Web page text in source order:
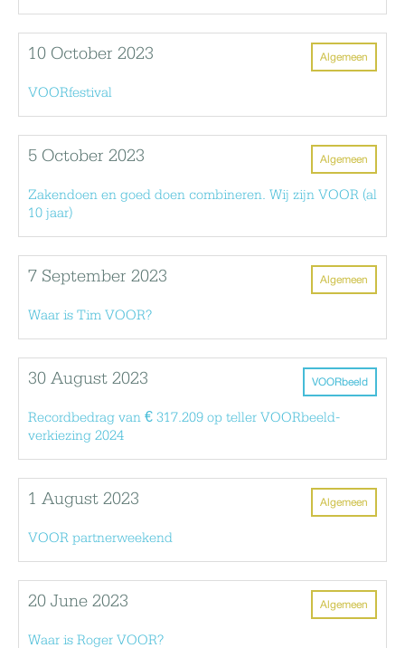
Algemeen
10 October 2023
VOORfestival
Algemeen
5 October 2023
Zakendoen en goed doen combineren. Wij zijn VOOR (al
10 jaar)
Algemeen
7 September 2023
Waar is Tim VOOR?
VOORbeeld
30 August 2023
Recordbedrag van € 317.209 op teller VOORbeeld-
verkiezing 2024
Algemeen
1 August 2023
VOOR partnerweekend
Algemeen
20 June 2023
Waar is Roger VOOR?